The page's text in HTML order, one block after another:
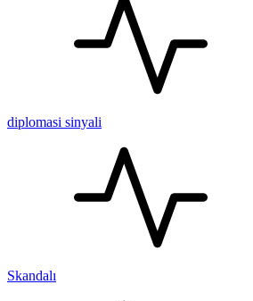
diplomasi sinyali
Skandalı